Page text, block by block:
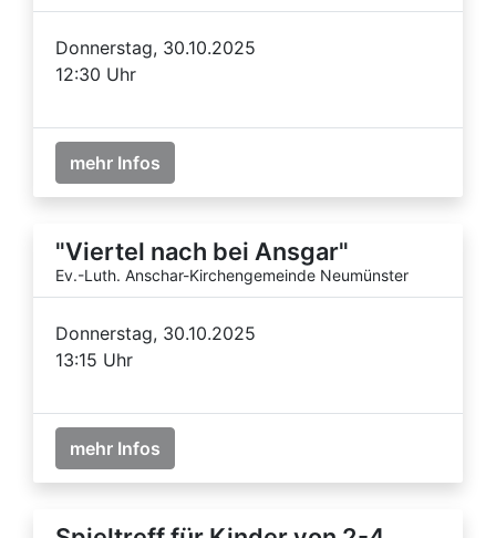
Donnerstag, 30.10.2025
12:30 Uhr
mehr Infos
"Viertel nach bei Ansgar"
Ev.-Luth. Anschar-Kirchengemeinde Neumünster
Donnerstag, 30.10.2025
13:15 Uhr
mehr Infos